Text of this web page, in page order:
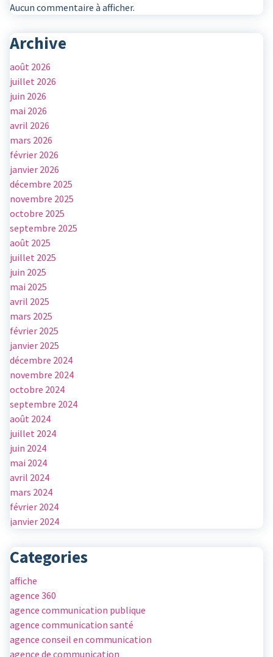
Aucun commentaire à afficher.
Archive
août 2026
juillet 2026
juin 2026
mai 2026
avril 2026
mars 2026
février 2026
janvier 2026
décembre 2025
novembre 2025
octobre 2025
septembre 2025
août 2025
juillet 2025
juin 2025
mai 2025
avril 2025
mars 2025
février 2025
janvier 2025
décembre 2024
novembre 2024
octobre 2024
septembre 2024
août 2024
juillet 2024
juin 2024
mai 2024
avril 2024
mars 2024
février 2024
janvier 2024
Categories
affiche
agence 360
agence communication publique
agence communication santé
agence conseil en communication
agence de communication